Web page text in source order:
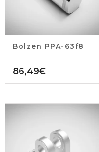
Bolzen PPA-63f8
86,49€